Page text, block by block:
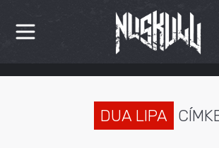
HÍREK
DUA LIPA